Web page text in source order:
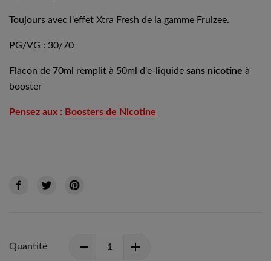
Toujours avec l'effet Xtra Fresh de la gamme Fruizee.
PG/VG : 30/70
Flacon de 70ml remplit à 50ml d'e-liquide sans nicotine à
booster
Pensez aux : Boosters de Nicotine
Quantité